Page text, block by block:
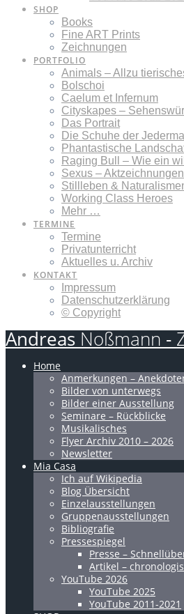
SHOP
Books
Fine ART Prints
Zeichnungen
PORTFOLIO
Animals – Allzu
Bolschoi
Caelum et Infernum
Cityskapes –
Das Portrait
Die Schuhe der
Phantastische
Raging Bull – Wie ein
Sexus – Aktzeichnungen
Stillleben &
Working Class Heroes
Mehr …
TERMINE
Termine
Privatunterricht
Aktuelles u. Archiv
KONTAKT
Impressum
Datenschutzerklärung
© Copyright
Andreas Noßmann -
Home
Anmerkungen –
Bilder von unterwegs
Bilder einer Ausstellung
Seminare – Rückblicke
Musikalisches
Flyer Archiv 2010 – 2026
Newsletter
Mia Casa
Ich auf Wikipedia
Blog Übersicht
Einzelausstellungen
Gruppenausstellungen
Bibliografie
Pressespiegel
Presse –
Artikel –
YouTube 2026
YouTube 2025
YouTube 2011-2021